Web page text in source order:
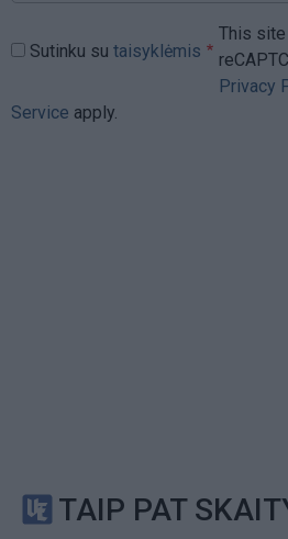
Sutinku su taisyklėmis
This
Privacy
Service apply.
TAIP PAT